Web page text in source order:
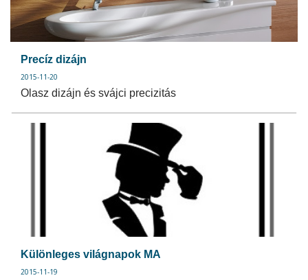
Precíz dizájn
2015-11-20
Olasz dizájn és svájci precizitás
Különleges világnapok MA
2015-11-19